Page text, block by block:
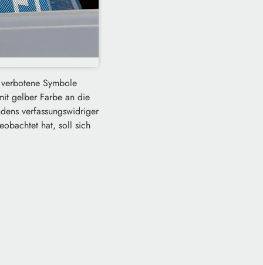
Symbole
gelber Farbe an die
verfassungswidriger
hat, soll sich